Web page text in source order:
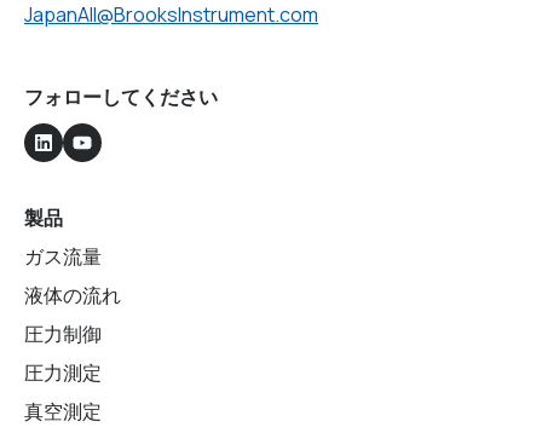
JapanAll@BrooksInstrument.com
フォローしてください
製品
ガス流量
液体の流れ
圧力制御
圧力測定
真空測定